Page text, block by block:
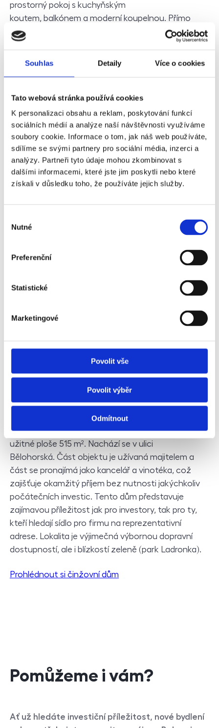
Souhlas Detaily Více o cookies
Tato webová stránka používá cookies
K personalizaci obsahu a reklam, poskytování funkcí
sociálních médií a analýze naší návštěvnosti využíváme
soubory cookie. Informace o tom, jak náš web používáte,
sdílíme se svými partnery pro sociální média, inzerci a
analýzy. Partneři tyto údaje mohou zkombinovat s
dalšími informacemi, které jste jim poskytli nebo které
získali v důsledku toho, že používáte jejich služby.
souhlasu
Nutné
Preferenční
Statistické
Marketingové
Povolit vše
Povolit výběr
Odmítnout
prostorný pokoj s kuchyňským
koutem, balkónem a moderní koupelnou. Přímo
v projektu jsou k dispozici restaurace a další služby.
V docházkové vzdálenosti se nachází OC Harfa
a OC Fénix. Dopravní dostupnost je skvělá –
městské bydlení, tak i na investici.
Prohlédnout si byt v projektu Nová Harfa
Světlý a vzdušný byt 3+kk v prestižní
lokalitě Praha 7 – Letná
Šimáčkova, na jedné z nejžádanějších adres Prahy
7. Z bytu je nádherný výhled na historickou
obytný prostor s moderní kuchyní, 2 samostatnými
nízkými provozními poplatky. Díky blízkosti parku
Stromovka, metra i tramvají, kulturnímu vyžití a
službám v okolí je ideální pro rodinné bydlení nebo
jako investice.
Prohlédnout si byt na Letné
Prodej činžovního domu s investičním
potenciálem na Praze 6 - Břevnov
V jedné z nejstabilnějších rezidenčních částí
Prahy na Břevnově je na prodej činžovní dům o
užitné ploše 515 m². Nachází se v ulici
Bělohorská. Část objektu je užívaná majitelem a
část se pronajímá jako kancelář a vinotéka, což
zajišťuje okamžitý příjem bez nutnosti jakýchkoliv
počátečních investic. Tento dům představuje
zajímavou příležitost jak pro investory, tak pro ty,
kteří hledají sídlo pro firmu na reprezentativní
adrese. Lokalita je výjimečná výbornou dopravní
dostupností, ale i blízkostí zeleně (park Ladronka).
Prohlédnout si činžovní dům
Pomůžeme i vám?
Ať už hledáte investiční příležitost, nové bydlení